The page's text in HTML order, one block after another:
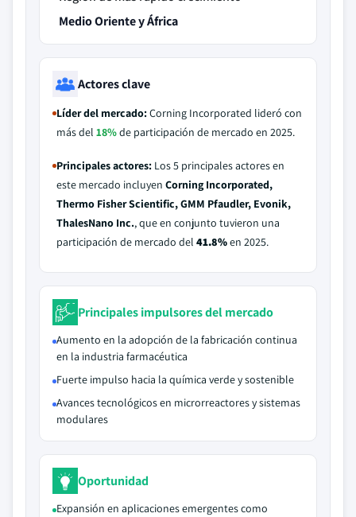
Medio Oriente y África
Actores clave
Líder del mercado:Corning Incorporated lideró con
más del 18%de participación de mercado en 2025.
Principales actores: Los 5 principales actores en
este mercado incluyen Corning Incorporated,
Thermo Fisher Scientific, GMM Pfaudler, Evonik,
ThalesNano Inc., que en conjunto tuvieron una
participación de mercado del 41.8%en 2025.
Principales impulsores del mercado
Aumento en la adopción de la fabricación continua
en la industria farmacéutica
Fuerte impulso hacia la química verde y sostenible
Avances tecnológicos en microrreactores y sistemas
modulares
Oportunidad
Expansión en aplicaciones emergentes como